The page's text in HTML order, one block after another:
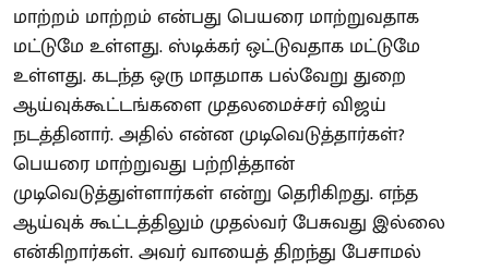
மாற்றம் மாற்றம் என்பது பெயரை மாற்றுவதாக
மட்டுமே உள்ளது. ஸ்டிக்கர் ஒட்டுவதாக மட்டுமே
உள்ளது. கடந்த ஒரு மாதமாக பல்வேறு துறை
ஆய்வுக்கூட்டங்களை முதலமைச்சர் விஜய்
நடத்தினார். அதில் என்ன முடிவெடுத்தார்கள்?
பெயரை மாற்றுவது பற்றித்தான்
முடிவெடுத்துள்ளார்கள் என்று தெரிகிறது. எந்த
ஆய்வுக் கூட்டத்திலும் முதல்வர் பேசுவது இல்லை
என்கிறார்கள். அவர் வாயைத் திறந்து பேசாமல்